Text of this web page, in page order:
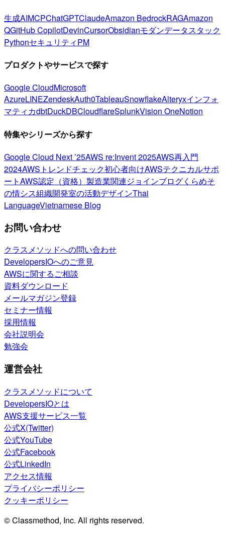
生成AIMCPChatGPTClaudeAmazon BedrockRAGAmazon
QGitHub CopilotDevinCursorObsidianモダンデータスタック
PythonセキュリティPM
プロダクトやサービスで探す
Google CloudMicrosoft
AzureLINEZendeskAuth0TableauSnowflakeAlteryxインフォ
マティカdbtDuckDBCloudflareSplunkVision OneNotion
特集やシリーズから探す
Google Cloud Next ’25AWS re:Invent 2025AWS再入門
2024AWSトレンドチェック初心者向けAWSテクニカルサポ
ートAWS認定（資格） 製造業関連ジョインブログくらめそ
の情シス組織開発室の活動デザインThai
LanguageVietnamese Blog
お問い合わせ
クラスメソッドへの問い合わせ
DevelopersIOへのご意見
AWSに関するご相談
資料ダウンロード
メールマガジン登録
セミナー情報
採用情報
会社説明会
勉強会
運営会社
クラスメソッドについて
DevelopersIOとは
AWS支援サービス一覧
公式X(Twitter)
公式YouTube
公式Facebook
公式LinkedIn
アクセス情報
プライバシーポリシー
クッキーポリシー
© Classmethod, Inc. All rights reserved.